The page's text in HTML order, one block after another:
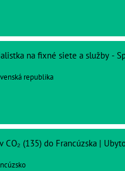
na fixné siete a služby - Spišská
republika
CO₂ (135) do Francúzska |